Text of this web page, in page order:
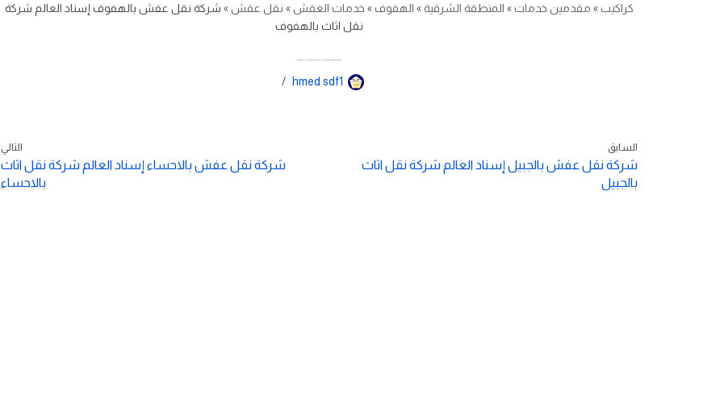
كراكيب» مقدمين خدمات» المنطقة الشرقية» الهفوف» خدمات العفش» نقل عفش» شركة نقل عفش بالهفوف إسناد العالم شركة
نقل اثاث بالهفوف
hmed sdf1
السابق
شركة نقل عفش بالجبيل إسناد العالم شركة نقل اثاث
بالجبيل
التالي
شركة نقل عفش بالاحساء إسناد العالم شركة نقل اثاث
بالاحساء